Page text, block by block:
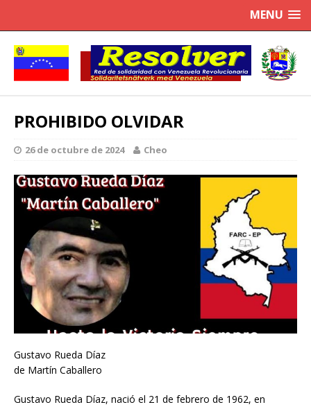
MENU
PROHIBIDO OLVIDAR
26 de octubre de 2024 Cheo
Gustavo Rueda Díaz
de Martín Caballero
Gustavo Rueda Díaz, nació el 21 de febrero de 1962, en